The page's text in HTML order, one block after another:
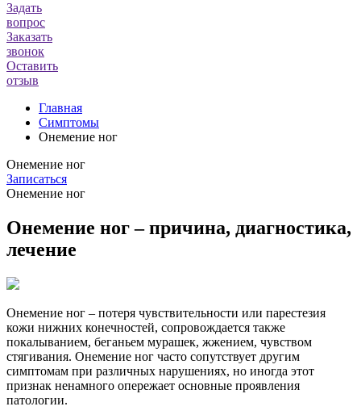
Задать
вопрос
Заказать
звонок
Оставить
отзыв
Главная
Симптомы
Онемение ног
Онемение ног
Записаться
Онемение ног
Онемение ног – причина, диагностика,
лечение
Онемение ног – потеря чувствительности или парестезия
кожи нижних конечностей, сопровождается также
покалыванием, беганьем мурашек, жжением, чувством
стягивания. Онемение ног часто сопутствует другим
симптомам при различных нарушениях, но иногда этот
признак ненамного опережает основные проявления
патологии.